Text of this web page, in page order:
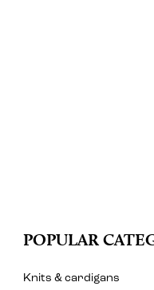
POPULAR
Knits & cardigans